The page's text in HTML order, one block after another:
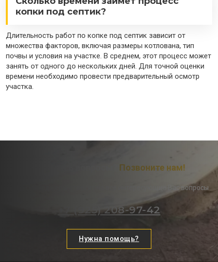
копки под септик?
Длительность работ по копке под септик зависит от
множества факторов, включая размеры котлована, тип
почвы и условия на участке. В среднем, этот процесс может
занять от одного до нескольких дней. Для точной оценки
времени необходимо провести предварительный осмотр
участка.
Позвоните нам!
Наши менеджеры ответят на все интересующие Вас вопросы
+7 (925) 208-97-42
Нужна помощь?